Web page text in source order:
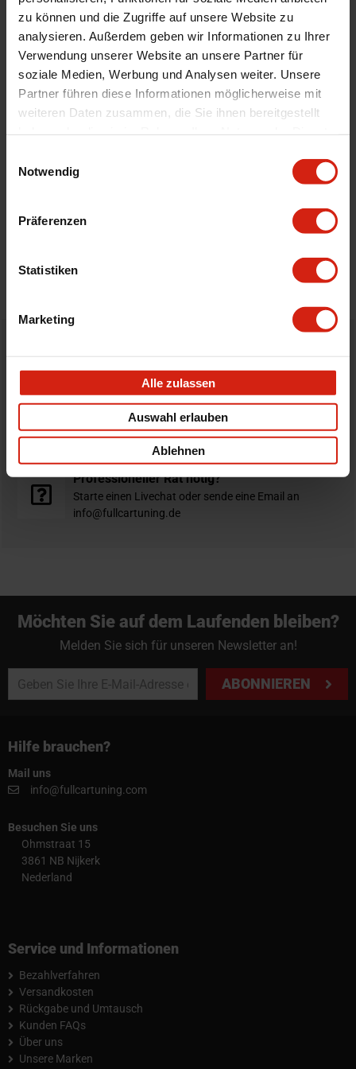
zu können und die Zugriffe auf unsere Website zu
analysieren. Außerdem geben wir Informationen zu Ihrer
Verwendung unserer Website an unsere Partner für
soziale Medien, Werbung und Analysen weiter. Unsere
Partner führen diese Informationen möglicherweise mit
weiteren Daten zusammen, die Sie ihnen bereitgestellt
Notwendig
Präferenzen
Statistiken
Marketing
Alle zulassen
Auswahl erlauben
Ablehnen
Automodell Name
Accord,Accord Aero Deck
Product Line
Ultra Series
Version
K24
STELLE EINE FRAGE
verschickt am selben Tag
Nicht zufrieden?
Du hast immer eine 14-tägige Rückgabefrist um deine
Bestellung zurück zu geben.
Professioneller Rat nötig?
Starte einen Livechat oder sende eine Email an
info@fullcartuning.de
Möchten Sie auf dem Laufenden bleiben?
Melden Sie sich für unseren Newsletter an!
ABONNIEREN
Hilfe brauchen?
Mail uns
info@fullcartuning.com
Besuchen Sie uns
Ohmstraat 15
3861 NB Nijkerk
Nederland
Service und Informationen
Bezahlverfahren
Versandkosten
Rückgabe und Umtausch
Kunden FAQs
Über uns
Unsere Marken